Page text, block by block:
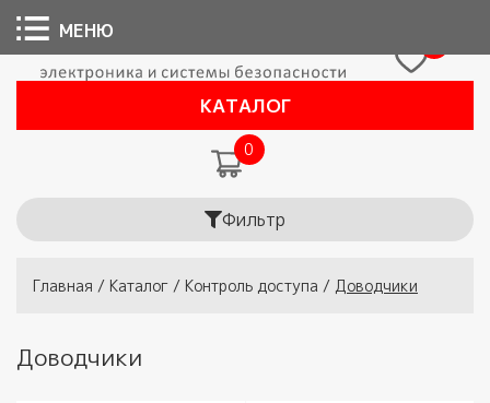
КАТАЛОГ
0
Фильтр
Вы здесь
Главная / Каталог / Контроль доступа / Доводчики
Доводчики
МЕНЮ